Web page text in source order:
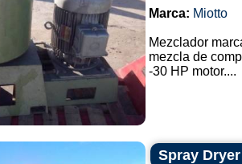
Marca: Miotto
Mezclador
mezcla de
-30 HP motor....
Spray Dryer